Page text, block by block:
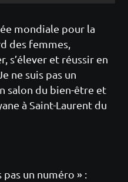
mondiale pour la
des femmes,
s’élever et réussir en
ne suis pas un
salon du bien-être et
à Saint-Laurent du
pas un numéro » :